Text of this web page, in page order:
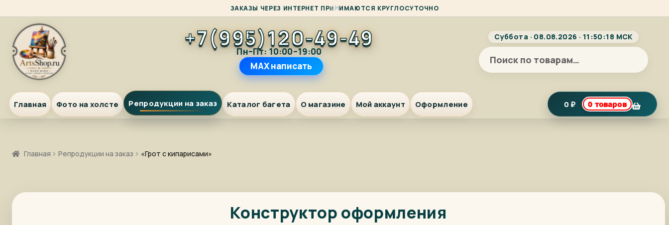
ЗАКАЗЫ ЧЕРЕЗ ИНТЕРНЕТ ПРИНИМАЮТСЯ КРУГЛОСУТОЧНО
Перейти
навигации
Перейти
содержимому
+7(995)120-49-49
Пн–Пт: 10:00–19:00
MAX написать
Суббота · 08.08.2026 · 11:50:18 МСК
Искать:
Главная Фото на холсте Репродукции на заказ Каталог багета О магазине Мой аккаунт Оформление 0 ₽ 0 товаров
Главная Репродукции на заказ «Грот с кипарисами»
Конструктор оформления